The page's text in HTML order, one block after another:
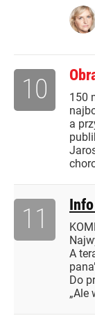
150
a
10
A
Do
„Ale
11